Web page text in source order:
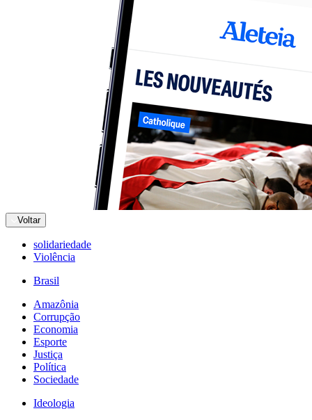
Voltar
solidariedade
Violência
Brasil
Amazônia
Corrupção
Economia
Esporte
Justiça
Política
Sociedade
Ideologia